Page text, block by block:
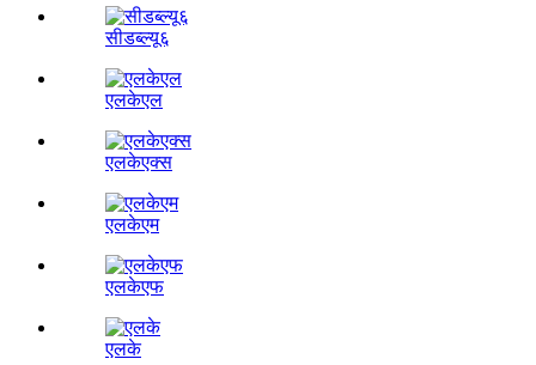
सीडब्ल्यू६
एलकेएल
एलकेएक्स
एलकेएम
एलकेएफ
एलके